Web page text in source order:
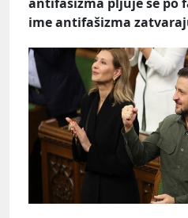
antifašizma pljuje se po
ime antifašizma